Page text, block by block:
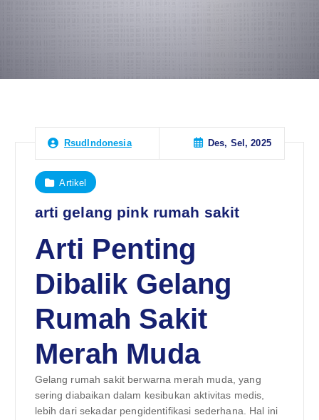
RsudIndonesia Des, Sel, 2025
Artikel
arti gelang pink rumah sakit
Arti Penting
Dibalik Gelang
Rumah Sakit
Merah Muda
Gelang rumah sakit berwarna merah muda, yang
sering diabaikan dalam kesibukan aktivitas medis,
lebih dari sekadar pengidentifikasi sederhana. Hal ini